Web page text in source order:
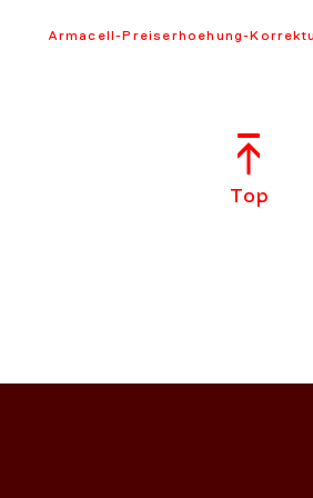
Armacell-Preiserhoehung-
Top